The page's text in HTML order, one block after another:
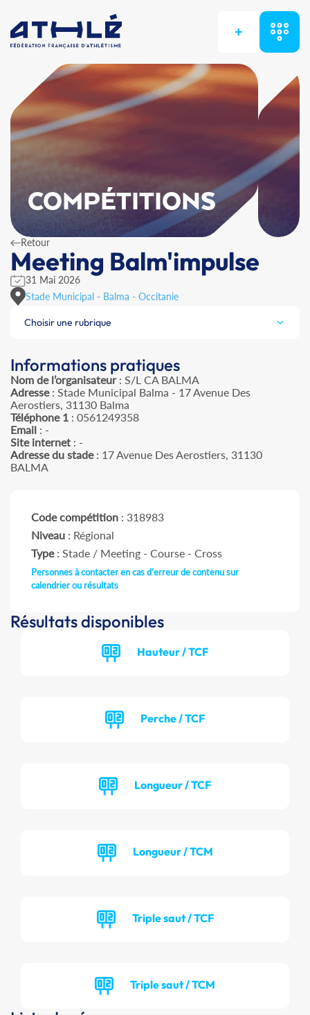
+
COMPÉTITIONS
Retour
Meeting Balm'impulse
31 Mai 2026
Stade Municipal - Balma - Occitanie
Choisir une rubrique
Informations pratiques
Nom de l’organisateur: S/L CA BALMA
Adresse: Stade Municipal Balma - 17 Avenue Des
Aerostiers, 31130 Balma
Téléphone 1 : 0561249358
Email : -
Site internet : -
Adresse du stade: 17 Avenue Des Aerostiers, 31130
BALMA
Code compétition : 318983
Niveau : Régional
Type: Stade / Meeting - Course - Cross
Personnes à contacter en cas d'erreur de contenu sur
calendrier ou résultats
Résultats disponibles
Hauteur / TCF
Perche / TCF
Longueur / TCF
Longueur / TCM
Triple saut / TCF
Triple saut / TCM